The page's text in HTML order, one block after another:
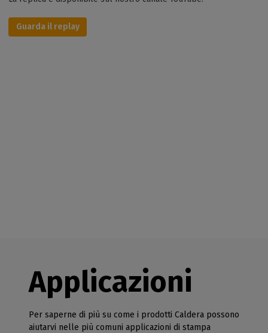
Guarda il replay
Applicazioni
Per saperne di più su come i prodotti Caldera possono
aiutarvi nelle più comuni applicazioni di stampa